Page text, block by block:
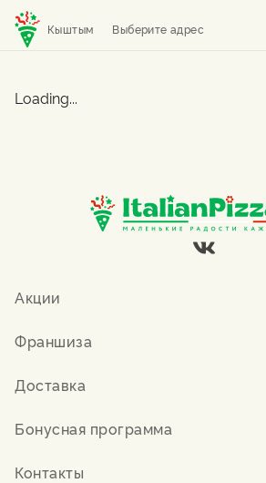
Кыштым Выберите адрес
Loading...
Акции
Франшиза
Доставка
Бонусная программа
Контакты